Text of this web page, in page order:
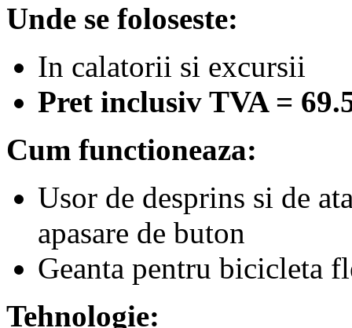
Unde se foloseste:
In calatorii si excursii
Pret inclusiv TVA =
Cum functioneaza:
Usor de desprins si de
apasare de buton
Geanta pentru bicicleta
Tehnologie: